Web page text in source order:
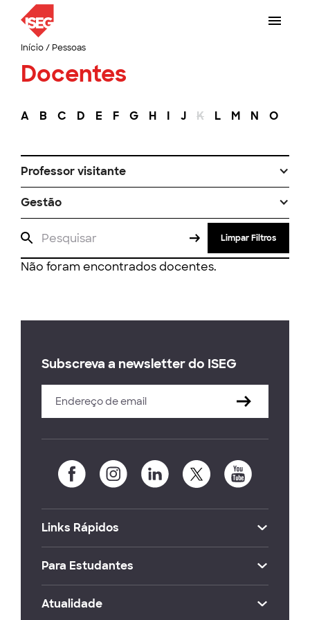
Início/ Pessoas
Docentes
A B C D E F G H I J K L M N O
Professor visitante
Gestão
Limpar Filtros
Não foram encontrados docentes.
Subscreva a newsletter do ISEG
Links Rápidos
Para Estudantes
Atualidade